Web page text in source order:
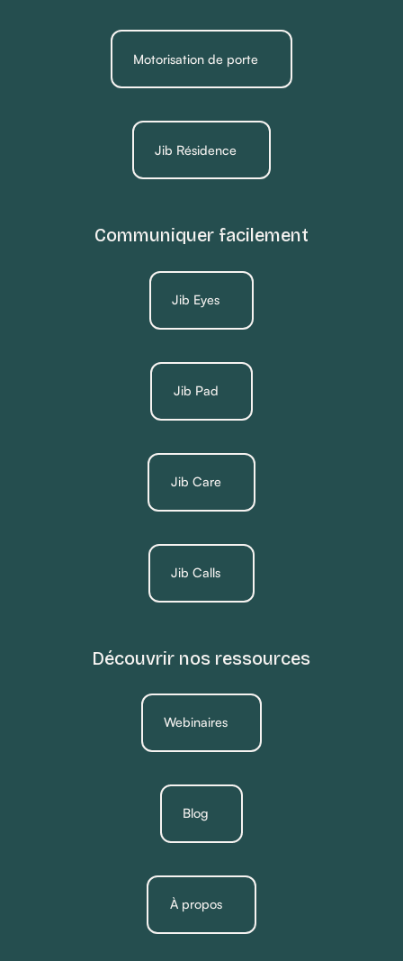
Motorisation de porte
Jib Résidence
Communiquer facilement
Jib Eyes
Jib Pad
Jib Care
Jib Calls
Découvrir nos ressources
Webinaires
Blog
À propos